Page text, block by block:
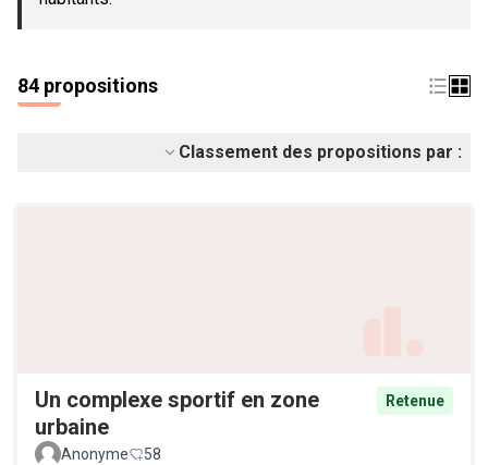
84 propositions
Classement des propositions par :
Un complexe sportif en zone
urbaine
Retenue
Anonyme 58